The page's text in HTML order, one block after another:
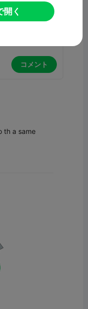
コメント
th a same
く